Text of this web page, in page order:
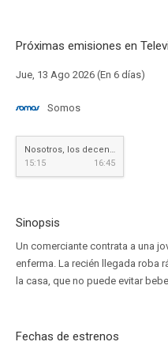
Próximas emisiones en
Jue, 13 Ago 2026 (En 6 días)
Somos
Nosotros, los decentes
15:15
16:45
Sinopsis
Un comerciante contrata a una
enferma. La recién llegada roba
la casa, que no puede evitar
Fechas de estrenos